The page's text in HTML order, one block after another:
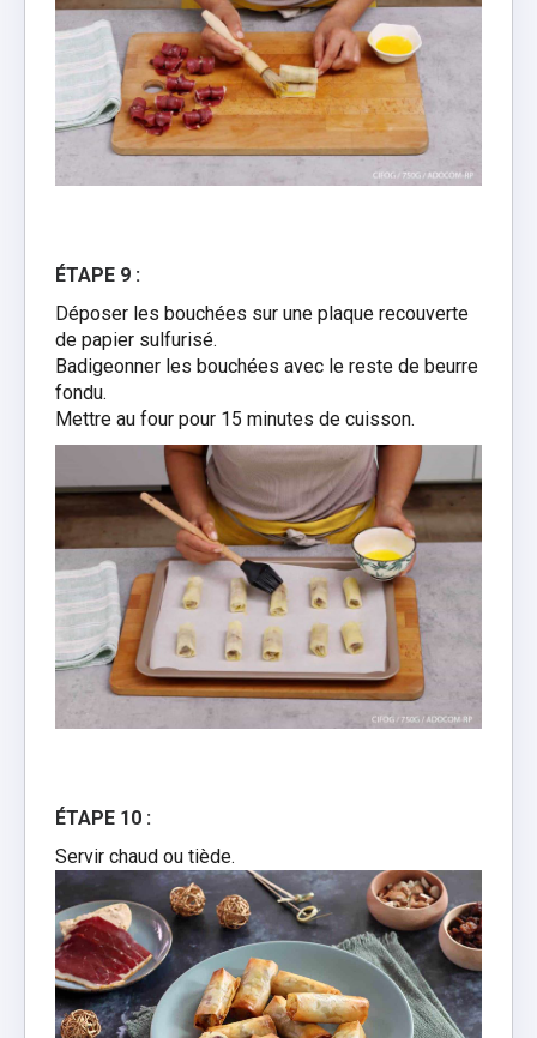
ÉTAPE 9 :
Déposer les bouchées sur une plaque recouverte
de papier sulfurisé.
Badigeonner les bouchées avec le reste de beurre
fondu.
Mettre au four pour 15 minutes de cuisson.
ÉTAPE 10 :
Servir chaud ou tiède.